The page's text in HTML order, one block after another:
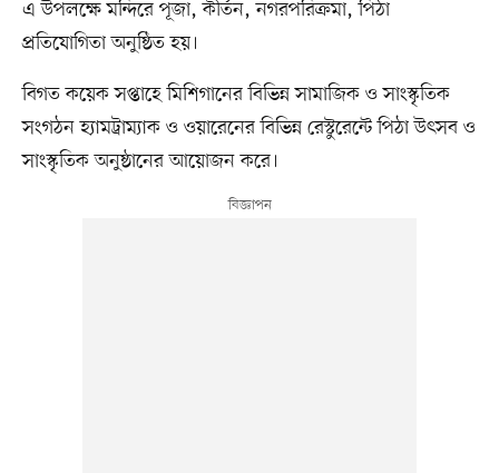
এ উপলক্ষে মন্দিরে পূজা, কীর্তন, নগরপরিক্রমা, পিঠা
প্রতিযোগিতা অনুষ্ঠিত হয়।
বিগত কয়েক সপ্তাহে মিশিগানের বিভিন্ন সামাজিক ও সাংস্কৃতিক
সংগঠন হ্যামট্রাম্যাক ও ওয়ারেনের বিভিন্ন রেস্টুরেন্টে পিঠা উৎসব ও
সাংস্কৃতিক অনুষ্ঠানের আয়োজন করে।